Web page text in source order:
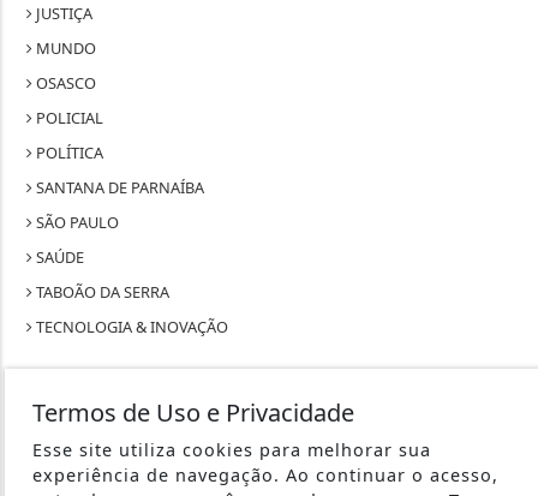
JUSTIÇA
MUNDO
OSASCO
POLICIAL
POLÍTICA
SANTANA DE PARNAÍBA
SÃO PAULO
SAÚDE
TABOÃO DA SERRA
TECNOLOGIA & INOVAÇÃO
REVISTA GAZETA MAGAZINE - TODOS OS DIREITOS RESERVADOS
Termos de Uso e Privacidade
Esse site utiliza cookies para melhorar sua
experiência de navegação. Ao continuar o acesso,